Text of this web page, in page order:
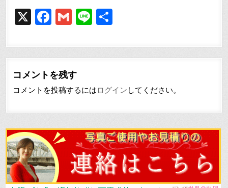
X F
c
e
b
o
o
k
G
ai
l
Li
e
コメントを残す
コメントを投稿するにはログイン してください。